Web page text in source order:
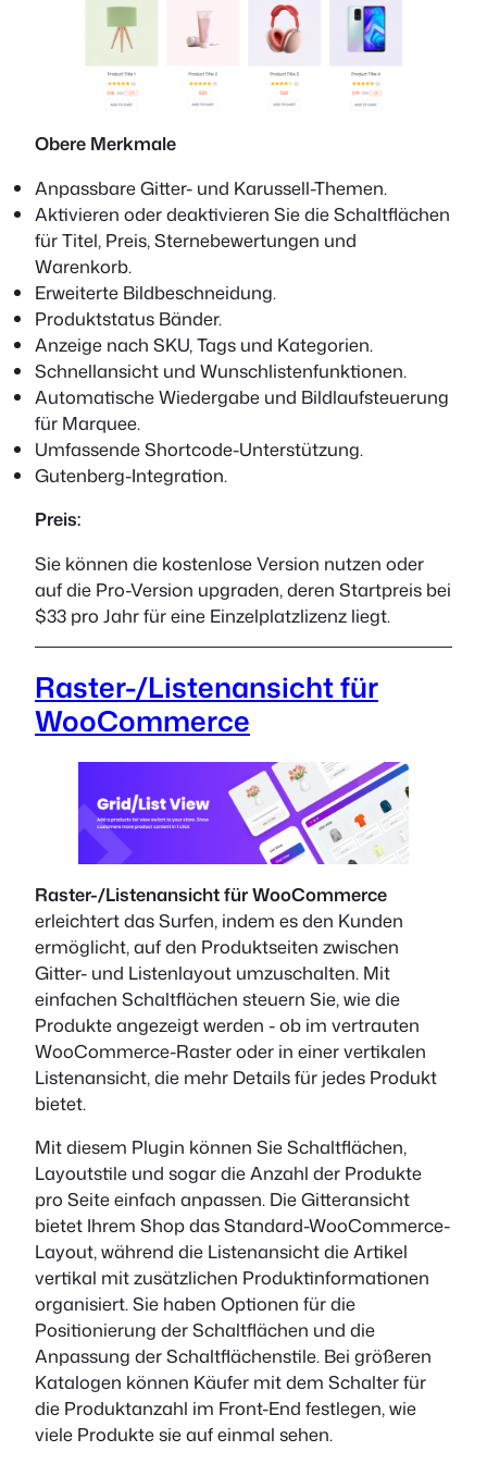
Obere Merkmale
Anpassbare Gitter- und Karussell-Themen.
Aktivieren oder deaktivieren Sie die Schaltflächen
für Titel, Preis, Sternebewertungen und
Warenkorb.
Erweiterte Bildbeschneidung.
Produktstatus Bänder.
Anzeige nach SKU, Tags und Kategorien.
Schnellansicht und Wunschlistenfunktionen.
Automatische Wiedergabe und Bildlaufsteuerung
für Marquee.
Umfassende Shortcode-Unterstützung.
Gutenberg-Integration.
Preis:
Sie können die kostenlose Version nutzen oder
auf die Pro-Version upgraden, deren Startpreis bei
$33 pro Jahr für eine Einzelplatzlizenz liegt.
Raster-/Listenansicht für
WooCommerce
Raster-/Listenansicht für WooCommerce
erleichtert das Surfen, indem es den Kunden
ermöglicht, auf den Produktseiten zwischen
Gitter- und Listenlayout umzuschalten. Mit
einfachen Schaltflächen steuern Sie, wie die
Produkte angezeigt werden - ob im vertrauten
WooCommerce-Raster oder in einer vertikalen
Listenansicht, die mehr Details für jedes Produkt
bietet.
Mit diesem Plugin können Sie Schaltflächen,
Layoutstile und sogar die Anzahl der Produkte
pro Seite einfach anpassen. Die Gitteransicht
bietet Ihrem Shop das Standard-WooCommerce-
Layout, während die Listenansicht die Artikel
vertikal mit zusätzlichen Produktinformationen
organisiert. Sie haben Optionen für die
Positionierung der Schaltflächen und die
Anpassung der Schaltflächenstile. Bei größeren
Katalogen können Käufer mit dem Schalter für
die Produktanzahl im Front-End festlegen, wie
viele Produkte sie auf einmal sehen.